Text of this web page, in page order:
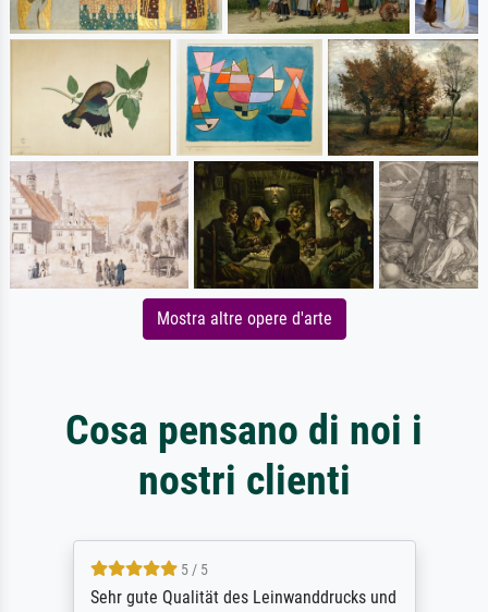
Mostra altre opere d'arte
Cosa pensano di noi i
nostri clienti
5 / 5
Sehr gute Qualität des Leinwanddrucks und